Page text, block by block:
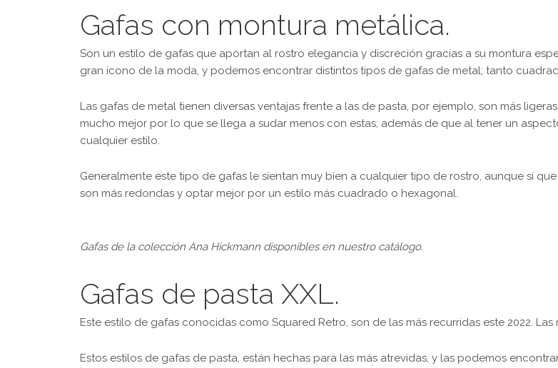
Gafas con montura metálica.
Son un estilo de gafas que aportan al rostro elegancia y discreción gracias a su montura
gran icono de la moda, y podemos encontrar distintos tipos de gafas de metal; tanto
Las gafas de metal tienen diversas ventajas frente a las de pasta, por ejemplo, son más
mucho mejor por lo que se llega a sudar menos con estas; además de que al tener un
cualquier estilo.
Generalmente este tipo de gafas le sientan muy bien a cualquier tipo de rostro, aunque sí
son más redondas y optar mejor por un estilo más cuadrado o hexagonal.
Gafas de la colección Ana Hickmann disponibles en nuestro catálogo.
Gafas de pasta XXL.
Este estilo de gafas conocidas como Squared Retro, son de las más recurridas este 2022.
Estos estilos de gafas de pasta, están hechas para las más atrevidas, y las podemos